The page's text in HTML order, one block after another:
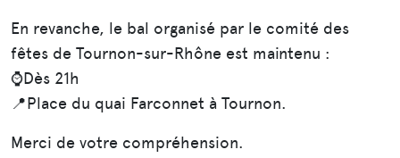
En revanche, le bal organisé par le comité des
fêtes de Tournon-sur-Rhône est maintenu :
⌚Dès 21h
📍Place du quai Farconnet à Tournon.
Merci de votre compréhension.